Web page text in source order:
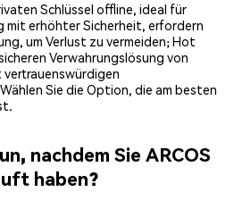
Schlüssel offline, ideal für
mit erhöhter Sicherheit, erfordern
um Verlust zu vermeiden; Hot
Verwahrungslösung von
Sie die Option, die am besten
nachdem Sie ARCOS
haben?